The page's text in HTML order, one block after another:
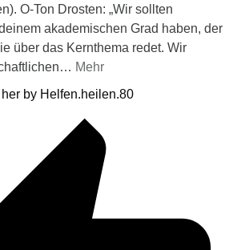
O-Ton Drosten: „Wir sollten
akademischen Grad haben, der
über das Kernthema redet. Wir
… Mehr
by Helfen.heilen.80